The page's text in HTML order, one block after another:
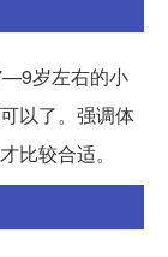
岁左右的小
以了。强调体
比较合适。